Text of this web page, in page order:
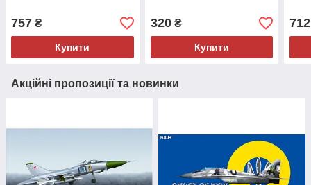
757 ₴
Купити
320₴
Купити
712
Акційні пропозиції та новинки